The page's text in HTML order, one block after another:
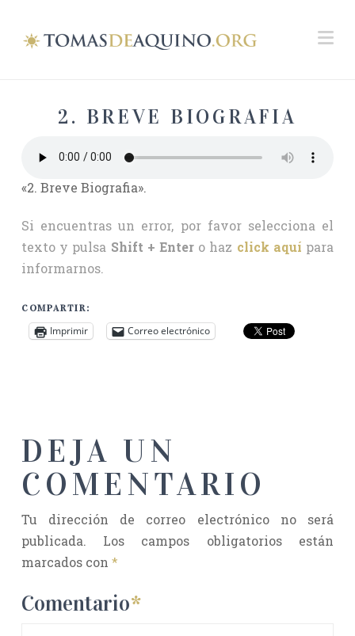
2. BREVE BIOGRAFIA
«2. Breve Biografia».
Si encuentras un error, por favor selecciona el
texto y pulsa Shift + Enter o haz click aquí para
informarnos.
COMPARTIR:
Imprimir Correo electrónico
DEJA UN
COMENTARIO
Tu dirección de correo electrónico no será
publicada.
Los campos obligatorios están
marcados con *
Comentario*